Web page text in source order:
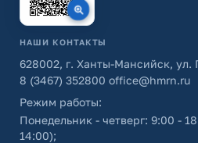
НАШИ КОНТАКТЫ
628002, г. Ханты-Мансийск, ул.
8 (3467) 352800 office@hmrn.ru
Режим работы:
Понедельник - четверг: 9:00 -
14:00);